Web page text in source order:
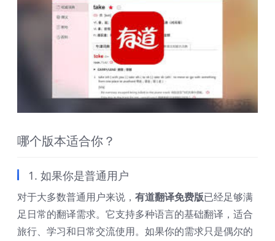
哪个版本适合你？
1. 如果你是普通用户
对于大多数普通用户来说， 有道翻译免费版已经足够满
足日常的翻译需求。它支持多种语言的基础翻译，适合
旅行、学习和日常交流使用。如果你的需求只是偶尔的